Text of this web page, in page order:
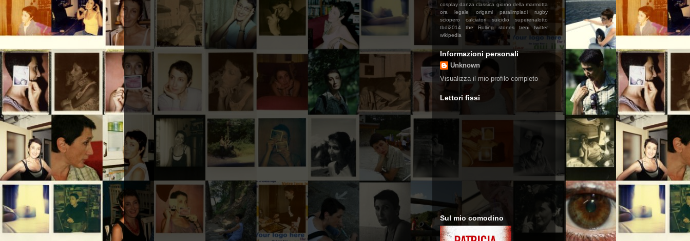
cosplay danza classica giorno della marmotta
ora legale
origami paralimpiadi
rugby
sciopero calciatori
suicidio
superenalotto
tbdi2014
the Rolling stones treni
twitter
wikipedia
Informazioni personali
Unknown
Visualizza il mio profilo completo
Lettori fissi
Sul mio comodino